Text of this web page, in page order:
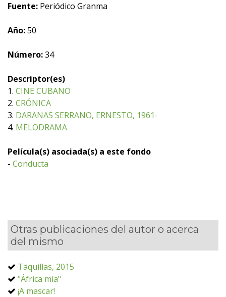
Fuente: Periódico Granma
Año:50
Número:34
Descriptor(es)
1. CINE CUBANO
2. CRÓNICA
3. DARANAS SERRANO, ERNESTO, 1961-
4. MELODRAMA
Película(s) asociada(s) a este fondo
- Conducta
Otras publicaciones del autor o acerca
del mismo
Taquillas, 2015
"África mía"
¡A mascar!